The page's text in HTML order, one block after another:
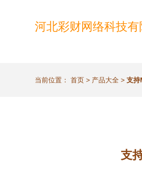
河北彩财网络科技有
当前位置： 首页 > 产品大全 > 支持
支